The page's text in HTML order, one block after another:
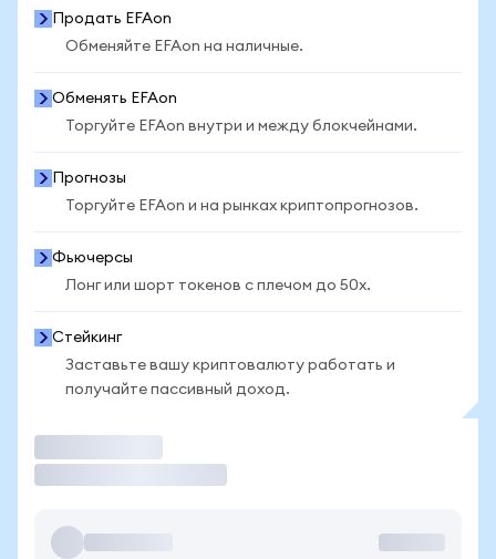
Продать EFAon
Обменяйте EFAon на наличные.
Обменять EFAon
Торгуйте EFAon внутри и между блокчейнами.
Прогнозы
Торгуйте EFAon и на рынках криптопрогнозов.
Фьючерсы
Лонг или шорт токенов с плечом до 50x.
Стейкинг
Заставьте вашу криптовалюту работать и
получайте пассивный доход.